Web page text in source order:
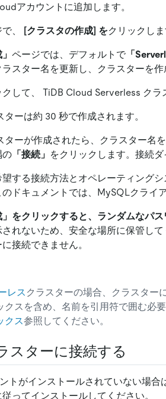
アカウントに追加します。
、 [クラスタの作成] をクリックしま
ページでは、デフォルトで 「
スター名を更新し、クラスターを
クして、 TiDB Cloud Serverless クラ
ーは約 30 秒で作成されます。
ーが作成されたら、クラスター名
の 「接続」 をクリックします。接続
する接続方法とオペレーティング
ドキュメントでは、MySQLクライ
」をクリックすると、ランダムなパ
れないため、安全な場所に保管し
接続できません。
レス クラスターの場合、クラスター
クスを含め、名前を引用符で囲む必
クス参照してください。
スターに接続する
トがインストールされていない場合
ってインストールしてください。